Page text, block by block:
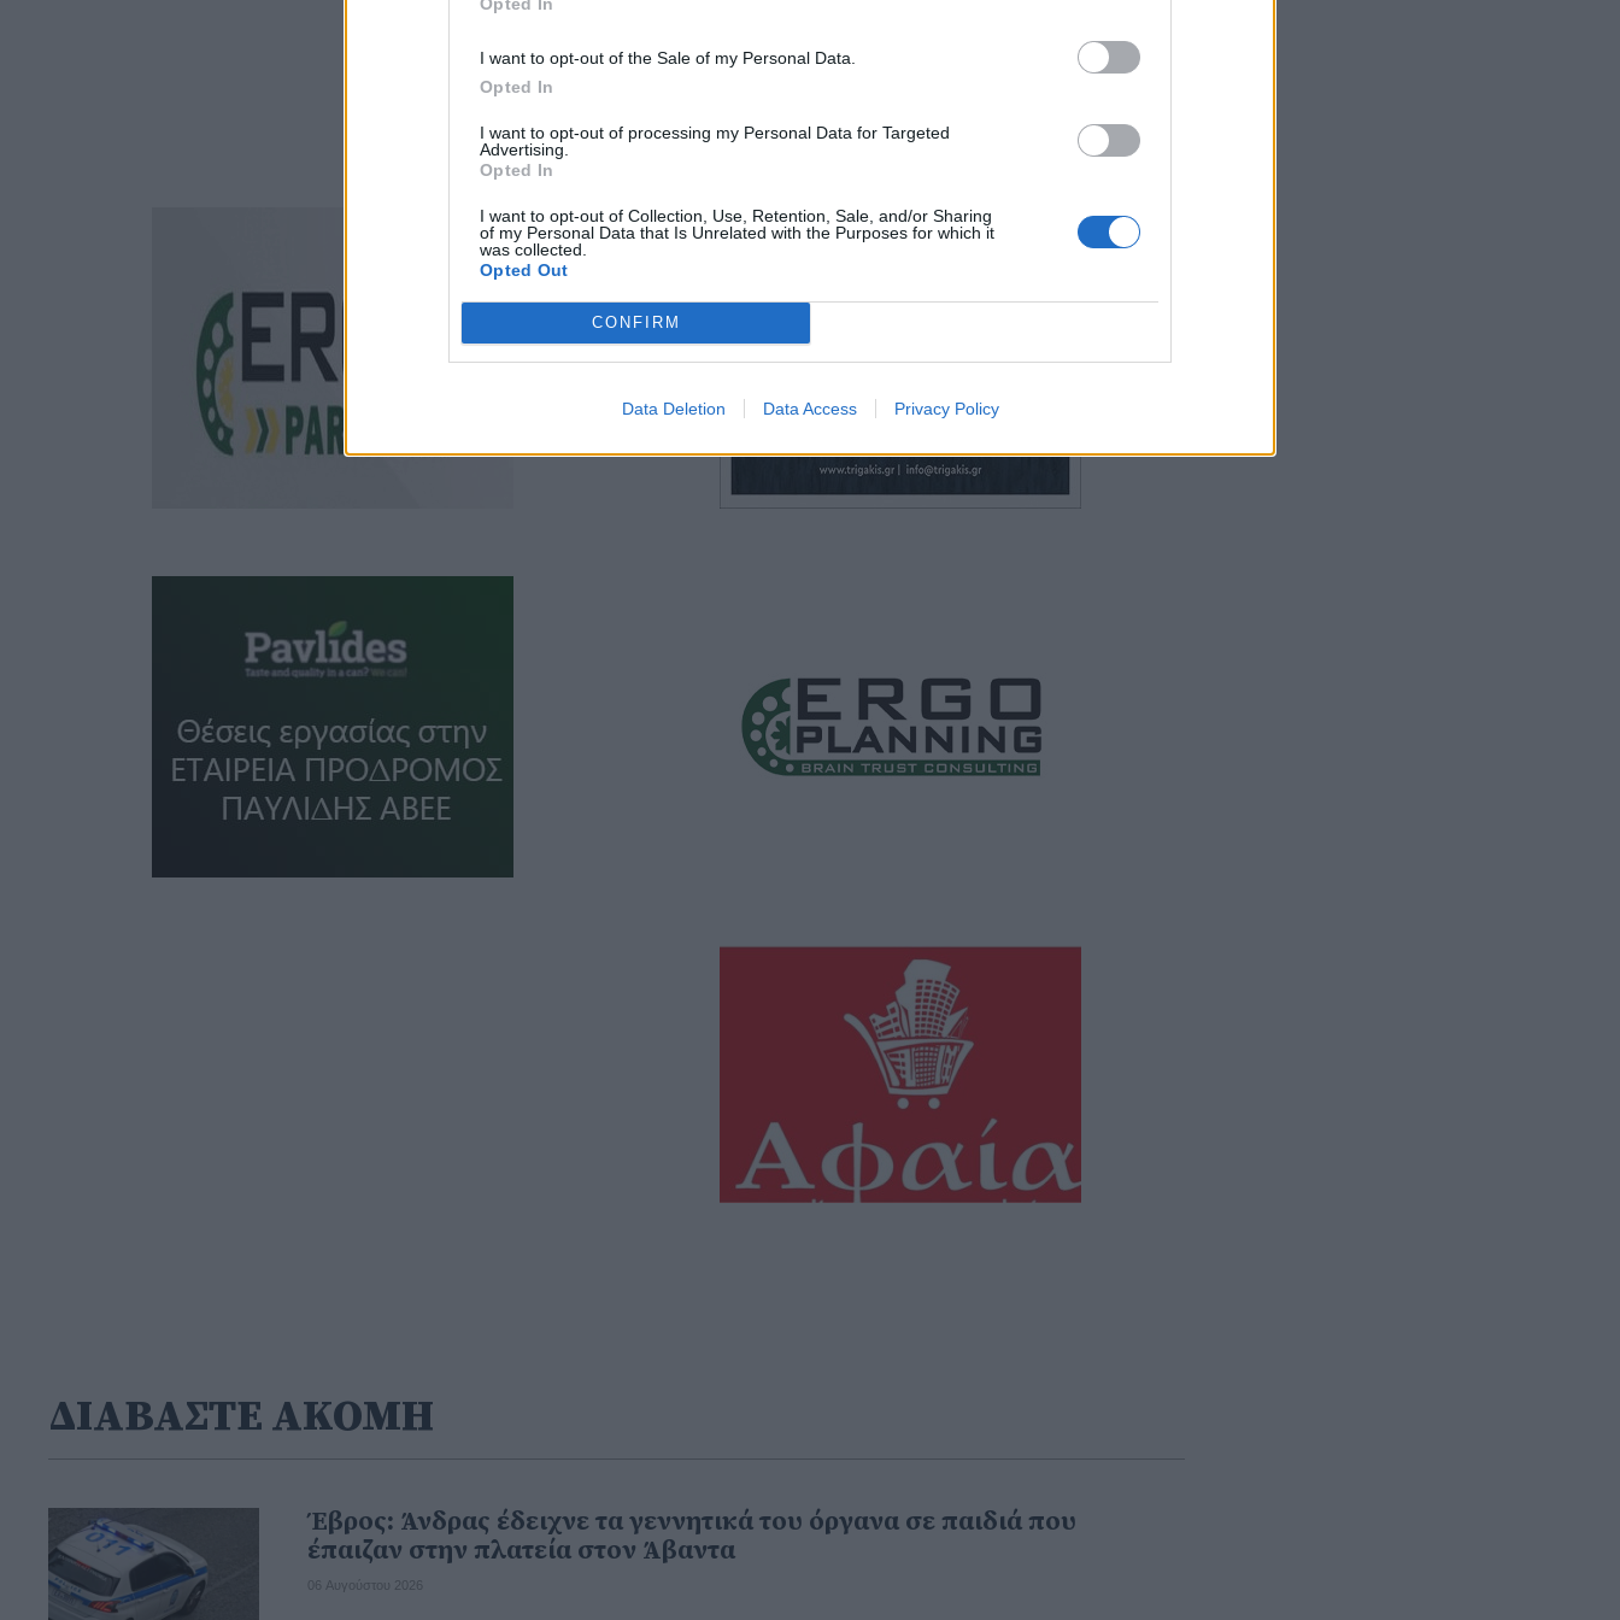
I want to opt-out of the Sale of my Personal Data.
Opted In
I want to opt-out of processing my Personal Data for Targeted
Advertising.
Opted In
I want to opt-out of Collection, Use, Retention, Sale, and/or Sharing
of my Personal Data that Is Unrelated with the Purposes for which it
was collected.
Opted Out
CONFIRM
Data Deletion Data Access Privacy Policy
ΔΙΑΒΑΣΤΕ ΑΚΟΜΗ
Έβρος: Άνδρας έδειχνε τα γεννητικά του όργανα σε παιδιά που
έπαιζαν στην πλατεία στον Άβαντα
06 Αυγούστου 2026